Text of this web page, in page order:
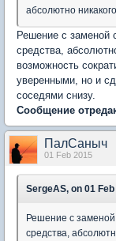
абсолютно
Решение с заменой
средства,
возможность
уверенными, но и
соседями снизу.
Сообщение
ПалСаныч
01 Feb 2015
SergeAS, on 01
Решение с заменой
средства,